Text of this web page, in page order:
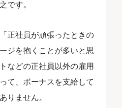
です。
正社員が頑張ったときの
ジを抱くことが多いと思
などの正社員以外の雇用
て、ボーナスを支給して
りません。